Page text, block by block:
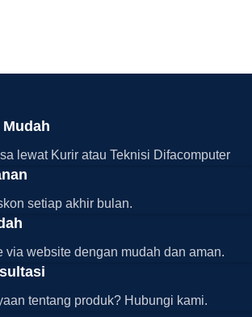
lewat Kurir atau Teknisi Difacomputer
setiap akhir bulan.
via website dengan mudah dan aman.
tentang produk? Hubungi kami.